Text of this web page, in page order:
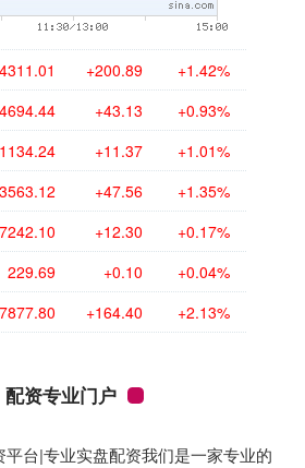
+200.89 +1.42%
4694.44 +43.13 +0.93%
1134.24 +11.37 +1.01%
3563.12 +47.56 +1.35%
7242.10 +12.30 +0.17%
229.69 +0.10 +0.04%
7877.80 +164.40 +2.13%
配资专业门户
台|专业实盘配资我们是一家专业的